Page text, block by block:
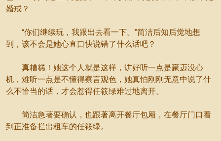
婚戒？
“你们继续玩，我跟出去看一下。”简洁后知后觉地想
到，该不会是她心直口快说错了什么话吧？
真糟糕！她这个人就是这样，讲好听一点是豪迈没心
机，难听一点是不懂得察言观色，她真怕刚刚无意中说了什
么不恰当的话，才会惹得任筱绿难过地离开。
简洁急著要确认，也跟著离开餐厅包厢，在餐厅门口看
到正准备拦出租车的任筱绿。